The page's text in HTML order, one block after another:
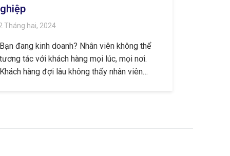
Tháng hai, 2024
Bạn đang kinh doanh? Nhân viên không thể
tương tác với khách hàng mọi lúc, mọi nơi.
Khách hàng đợi lâu không thấy nhân viên…